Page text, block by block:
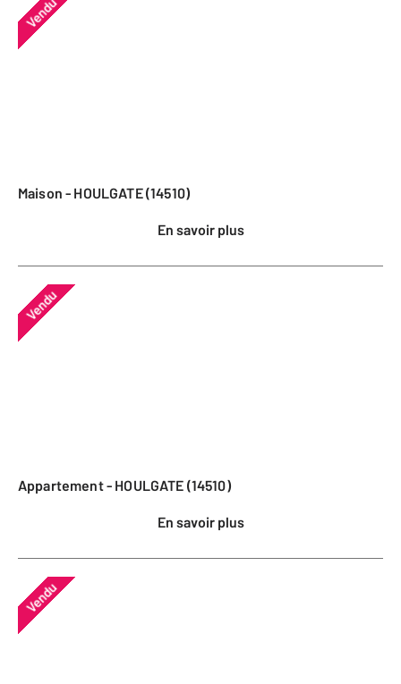
Vendu
Maison - HOULGATE (14510)
En savoir plus
Vendu
Appartement - HOULGATE (14510)
En savoir plus
Vendu